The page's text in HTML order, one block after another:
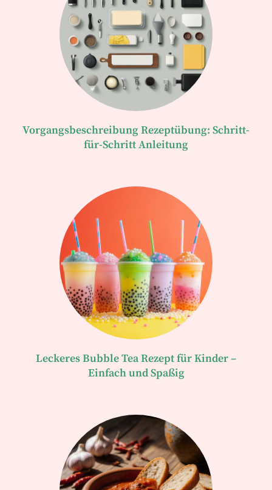
Vorgangsbeschreibung Rezeptübung: Schritt-
für-Schritt Anleitung
Leckeres Bubble Tea Rezept für Kinder –
Einfach und Spaßig